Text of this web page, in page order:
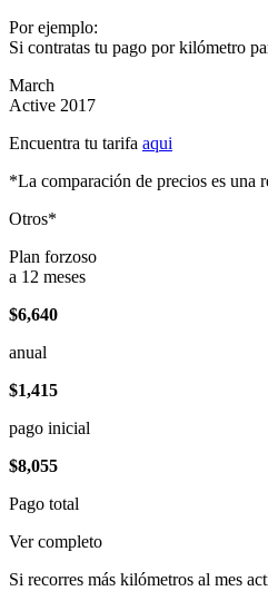
Por ejemplo:
Si contratas tu pago por kilómetro
March
Active 2017
Encuentra tu tarifa aqui
*La comparación de precios es una
Otros*
Plan forzoso
a 12 meses
$6,640
anual
$1,415
pago inicial
$8,055
Pago total
Ver completo
Si recorres más kilómetros al mes